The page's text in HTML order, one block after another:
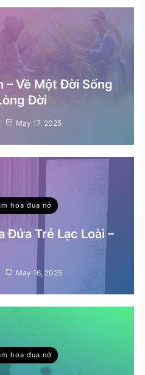
– Về Một Đời Sống
Đời
May 17, 2025
hoa đua nở
Đứa Trẻ Lạc Loài –
May 16, 2025
hoa đua nở